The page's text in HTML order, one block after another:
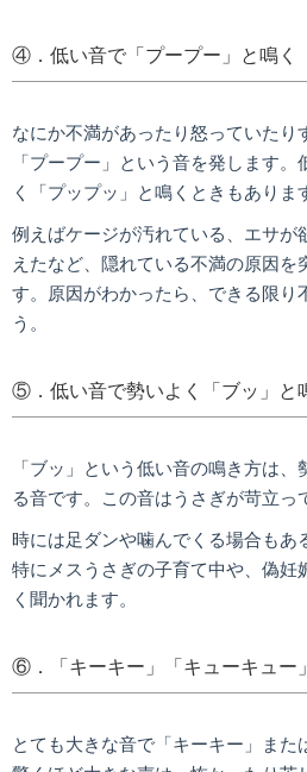
④．低い音で「プープー」と鳴く
なにか不満があったり怒っていたり
「プープー」という音を発します
く「プップッ」と鳴くときもありま
例えばケージが汚れている、エサが
えたなど、隠れている不満の原因を
す。原因がわかったら、できる限り
う。
⑤．低い音で勢いよく「ブッ」と
「ブッ」という低い音の鳴き方は
る音です。この音はうさぎが苛立っ
時には足ダンや噛んでくる場合もあ
特にメスうさぎの子育て中や、偽妊
く聞かれます。
⑥．「キーキー」「キューキュー
とても大きな音で「キーキー」また